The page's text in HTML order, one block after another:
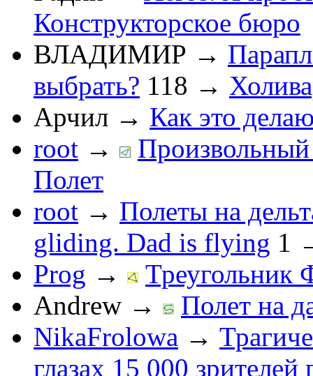
Конструкторское бюро
ВЛАДИМИР →
выбрать? 118 →
Арчил → Как это
root →
Полет
root → Полеты на
gliding. Dad is flying 1
Prog →
Andrew →
Полет на
NikaFrolowa →
глазах 15 000